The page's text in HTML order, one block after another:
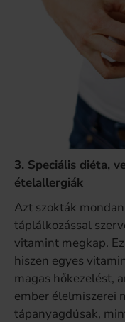
3. Speciális diéta,
ételallergiák
Azt szokták
táplálkozással
vitamint megkap.
hiszen egyes
magas hőkezelést,
ember élelmiszerei
tápanyagdúsak,